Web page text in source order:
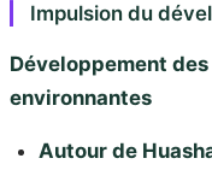
Impulsion du
Développement
environnantes
Autour de